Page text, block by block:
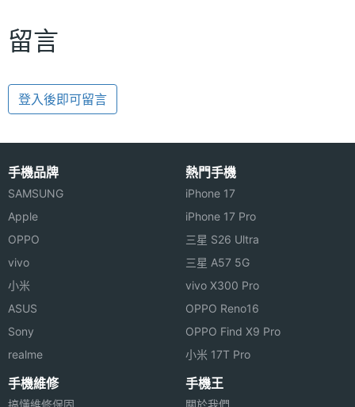
留言
登入後即可留言
手機品牌
SAMSUNG
Apple
OPPO
vivo
小米
ASUS
Sony
realme
熱門手機
iPhone 17
iPhone 17 Pro
三星 S26 Ultra
三星 A57 5G
vivo X300 Pro
OPPO Reno16
OPPO Find X9 Pro
小米 17T Pro
手機維修
搞懂維修保固
手機王
關於我們